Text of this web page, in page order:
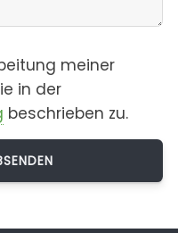
meiner
in der
beschrieben zu.